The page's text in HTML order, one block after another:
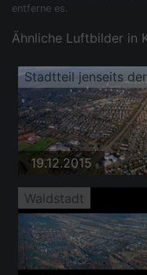
entferne es.
Ähnliche Luftbilder in
Stadtteil jenseits
19.12.2015
Waldstadt